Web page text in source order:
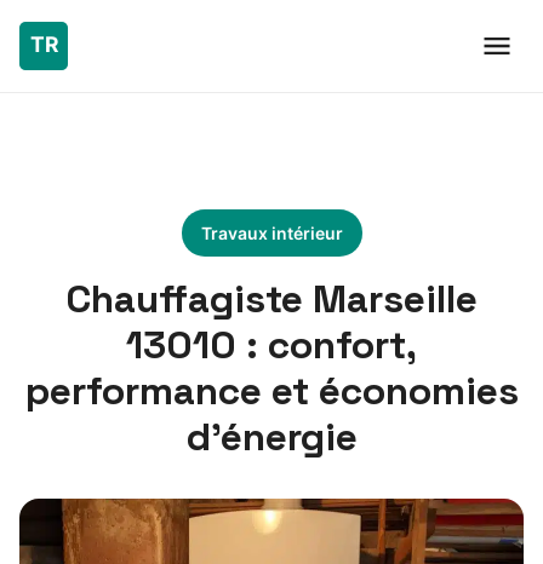
Travaux intérieur
Chauffagiste Marseille
13010 : confort,
performance et économies
d’énergie